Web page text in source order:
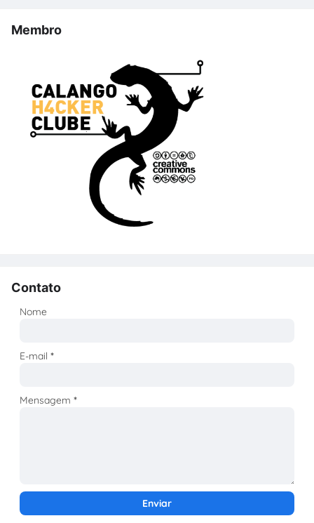
Membro
Contato
Nome
E-mail*
Mensagem*